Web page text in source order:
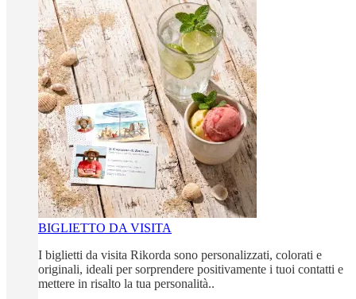
BIGLIETTO DA VISITA
I biglietti da visita Rikorda sono personalizzati, colorati e
originali, ideali per sorprendere positivamente i tuoi contatti e
mettere in risalto la tua personalità..